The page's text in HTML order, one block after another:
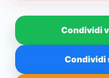
Condividi
Condividi